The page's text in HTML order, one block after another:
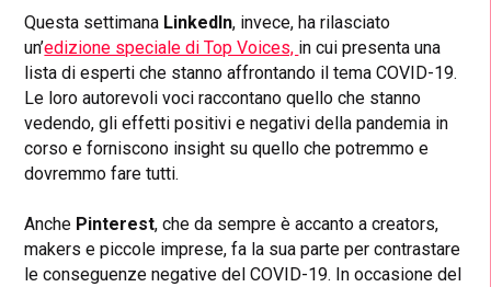
Questa settimana LinkedIn, invece, ha rilasciato
un’edizione speciale di Top Voices, in cui presenta una
lista di esperti che stanno affrontando il tema COVID-19.
Le loro autorevoli voci raccontano quello che stanno
vedendo, gli effetti positivi e negativi della pandemia in
corso e forniscono insight su quello che potremmo e
dovremmo fare tutti.
Anche Pinterest, che da sempre è accanto a creators,
makers e piccole imprese, fa la sua parte per contrastare
le conseguenze negative del COVID-19. In occasione del